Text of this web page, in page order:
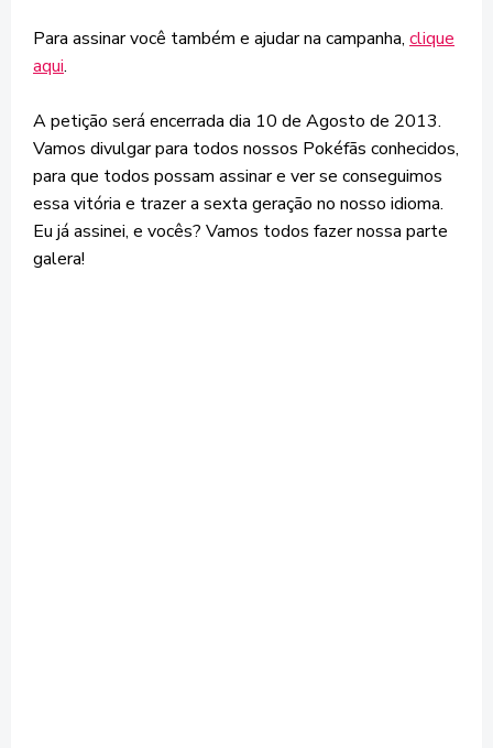
Para assinar você também e ajudar na campanha, clique
aqui.
A petição será encerrada dia 10 de Agosto de 2013.
Vamos divulgar para todos nossos Pokéfãs conhecidos,
para que todos possam assinar e ver se conseguimos
essa vitória e trazer a sexta geração no nosso idioma.
Eu já assinei, e vocês? Vamos todos fazer nossa parte
galera!